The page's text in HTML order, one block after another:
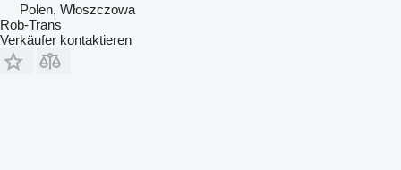
Polen, Włoszczowa
Rob-Trans
Verkäufer kontaktieren